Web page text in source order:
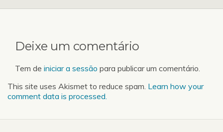
Deixe um comentário
Tem de iniciar a sessão para publicar um comentário.
This site uses Akismet to reduce spam. Learn how your
comment data is processed.